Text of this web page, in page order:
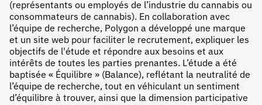
(représentants ou employés de l’industrie du cannabis ou
consommateurs de cannabis). En collaboration avec
l’équipe de recherche, Polygon a développé une marque
et un site web pour faciliter le recrutement, expliquer les
objectifs de l'étude et répondre aux besoins et aux
intérêts de toutes les parties prenantes. L’étude a été
baptisée « Équilibre » (Balance), reflétant la neutralité de
l’équipe de recherche, tout en véhiculant un sentiment
d’équilibre à trouver, ainsi que la dimension participative